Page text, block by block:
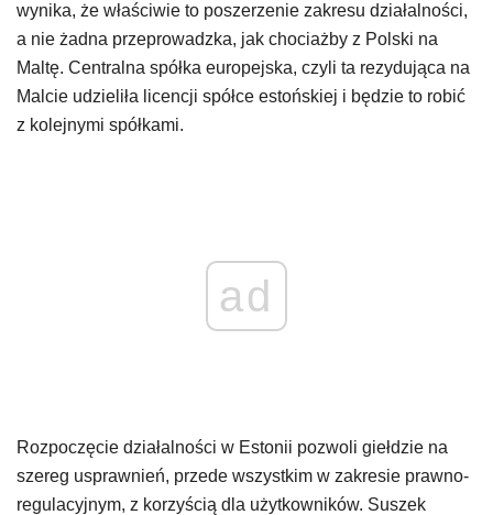
wynika, że właściwie to poszerzenie zakresu działalności,
a nie żadna przeprowadzka, jak chociażby z Polski na
Maltę. Centralna spółka europejska, czyli ta rezydująca na
Malcie udzieliła licencji spółce estońskiej i będzie to robić
z kolejnymi spółkami.
ad
Rozpoczęcie działalności w Estonii pozwoli giełdzie na
szereg usprawnień, przede wszystkim w zakresie prawno-
regulacyjnym, z korzyścią dla użytkowników. Suszek